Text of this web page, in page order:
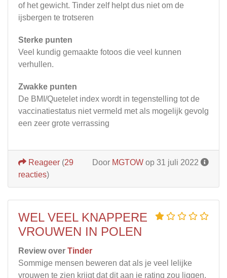
of het gewicht. Tinder zelf helpt dus niet om de
ijsbergen te trotseren
Sterke punten
Veel kundig gemaakte fotoos die veel kunnen
verhullen.
Zwakke punten
De BMI/Quetelet index wordt in tegenstelling tot de
vaccinatiestatus niet vermeld met als mogelijk gevolg
een zeer grote verrassing
Door MGTOW op 31 juli 2022
Reageer (29
reacties)
WEL VEEL KNAPPERE
VROUWEN IN POLEN
Review over Tinder
Sommige mensen beweren dat als je veel lelijke
vrouwen te zien krijgt dat dit aan je rating zou liggen.